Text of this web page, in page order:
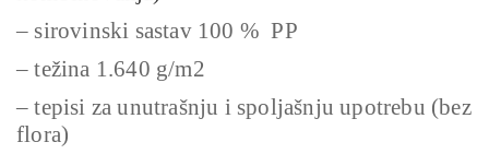
– sirovinski sastav 100 % PP
– težina 1.640 g/m2
– tepisi za unutrašnju i spoljašnju upotrebu (bez
flora)